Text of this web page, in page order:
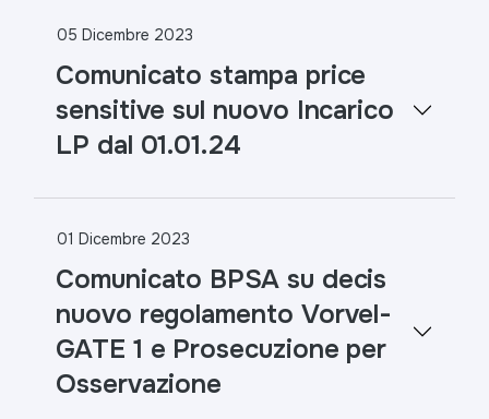
05 Dicembre 2023
Comunicato stampa price
sensitive sul nuovo Incarico
LP dal 01.01.24
01 Dicembre 2023
Comunicato BPSA su decis
nuovo regolamento Vorvel-
GATE 1 e Prosecuzione per
Osservazione